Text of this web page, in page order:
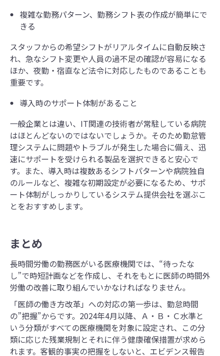
複雑な勤務パターン、勤務シフト表の作成が簡単にで
きる
スタッフからの希望シフトがリアルタイムに自動反映さ
れ、急なシフト変更や人員の過不足の確認が容易になる
ほか、夜勤・宿直など法令に対応したものであることも
重要です。
導入時のサポート体制があること
一般企業とは違い、IT関連の技術者が常駐している病院
はほとんどないのではないでしょうか。そのため勤怠管
理システムに問題やトラブルが発生した場合に備え、迅
速にサポートを受けられる製品を選択できると安心で
す。また、導入時は複数あるシフトパターンや病院独自
のルールなど、複雑な初期設定が必要になるため、サポ
ート体制がしっかりしているシステム提供会社を選ぶこ
とをおすすめします。
まとめ
長時間労働の勤務医がいる医療機関では、“待ったな
し”で時短計画などを作成し、それをもとに医師の時間外
労働の改善に取り組んでいかなければなりません。
「医師の働き方改革」への対応の第一歩は、勤怠時間
の”把握”からです。2024年4月以降、Ａ・Ｂ・Ｃ水準と
いう分類がすべての医療機関を対象に設定され、この分
類に応じた残業規制とそれに伴う健康確保措置が求めら
れます。客観的事実の把握をしないと、エビデンス報告